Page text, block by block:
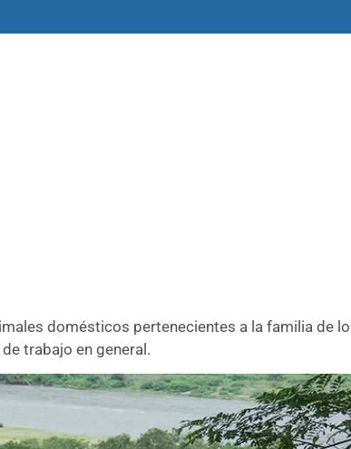
domésticos pertenecientes a la familia de
trabajo en general.